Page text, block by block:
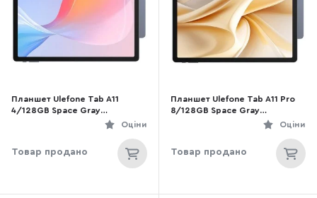
Планшет Ulefone Tab A11
4/128GB Space Gray
Оціни
Товар продано
Планшет Ulefone Tab A11 Pro
8/128GB Space Gray
Оціни
Товар продано